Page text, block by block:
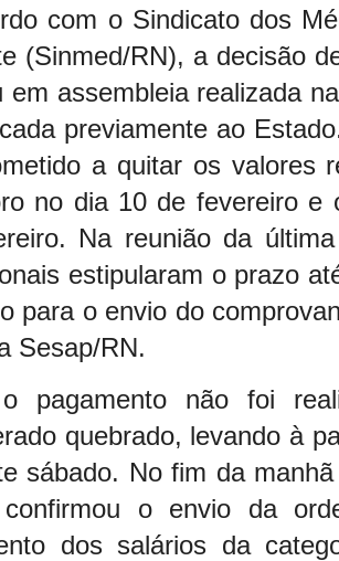
com o Sindicato dos
(Sinmed/RN), a decisão
em assembleia realizada
previamente ao
a quitar os valores
no dia 10 de fevereiro e
Na reunião da
estipularam o prazo
para o envio do
Sesap/RN.
pagamento não foi
quebrado, levando à
sábado. No fim da
confirmou o envio da
dos salários da